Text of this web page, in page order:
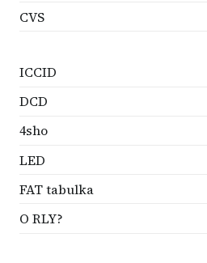
CVS
ICCID
DCD
4sho
LED
FAT tabulka
O RLY?